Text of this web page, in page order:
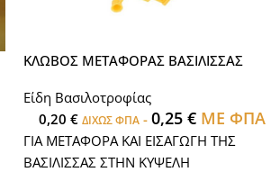
ΚΛΩΒΟΣ ΜΕΤΑΦΟΡΑΣ ΒΑΣΙΛΙΣΣΑΣ
Είδη Βασιλοτροφίας
0,20 € ΔΙΧΩΣ ΦΠΑ- 0,25 €ΜΕ ΦΠΑ
ΓΙΑ ΜΕΤΑΦΟΡΑ ΚΑΙ ΕΙΣΑΓΩΓΗ ΤΗΣ
ΒΑΣΙΛΙΣΣΑΣ ΣΤΗΝ ΚΥΨΕΛΗ